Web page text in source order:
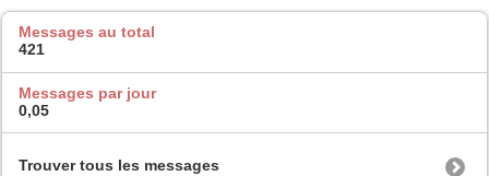
Messages au total
421
Messages par jour
0,05
Trouver tous les messages